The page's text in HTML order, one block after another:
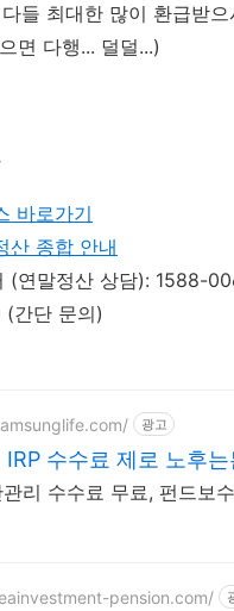
들 최대한 많이 환급받
면 다행... 덜덜...)
바로가기
산 종합 안내
(연말정산 상담): 1588-
(간단 문의)
광고
IRP 수수료 제로 노후는
리 수수료 무료, 펀드보
pension.com/